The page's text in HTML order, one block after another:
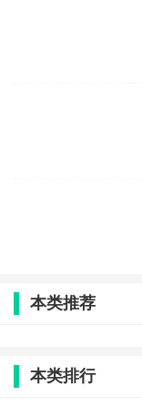
本类推荐
本类排行